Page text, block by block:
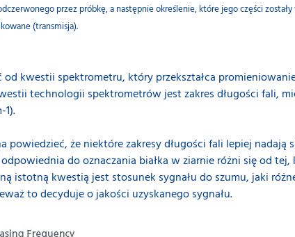
przez próbkę, a następnie określenie, które jego części
(transmisja).
kwestii spektrometru, który przekształca
technologii spektrometrów jest zakres długości fali,
że niektóre zakresy długości fali lepiej nadają
do oznaczania białka w ziarnie różni się od tej,
istotną kwestią jest stosunek sygnału do szumu, jaki
to decyduje o jakości uzyskanego sygnału.